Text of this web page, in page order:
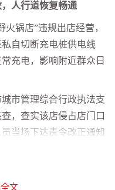
人行道恢复畅通
锅店”违规出店经营，
自切断充电桩供电线
充电，影响附近群众日
市管理综合行政执法支
，查实该店侵占店门口
当场下达责令改正通知
红线：严禁超范围大范
占居民二轮车停放及充
文